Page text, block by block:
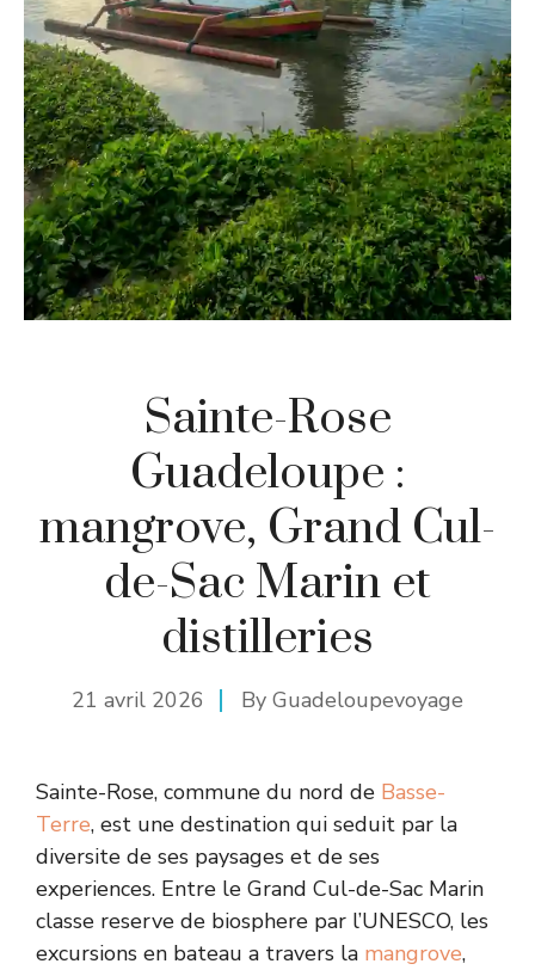
Sainte-Rose
Guadeloupe :
mangrove, Grand Cul-
de-Sac Marin et
distilleries
21 avril 2026 By Guadeloupevoyage
Sainte-Rose, commune du nord de Basse-
Terre, est une destination qui seduit par la
diversite de ses paysages et de ses
experiences. Entre le Grand Cul-de-Sac Marin
classe reserve de biosphere par l’UNESCO, les
excursions en bateau a travers la mangrove,